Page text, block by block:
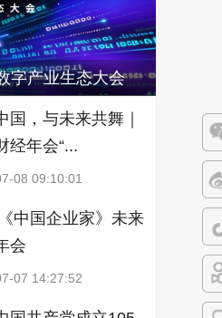
微
微
抖
快
字产业生态大会
国，与未来共舞｜
经年会“...
08 09:10:01
中国企业家》未来
会
07 14:27:52